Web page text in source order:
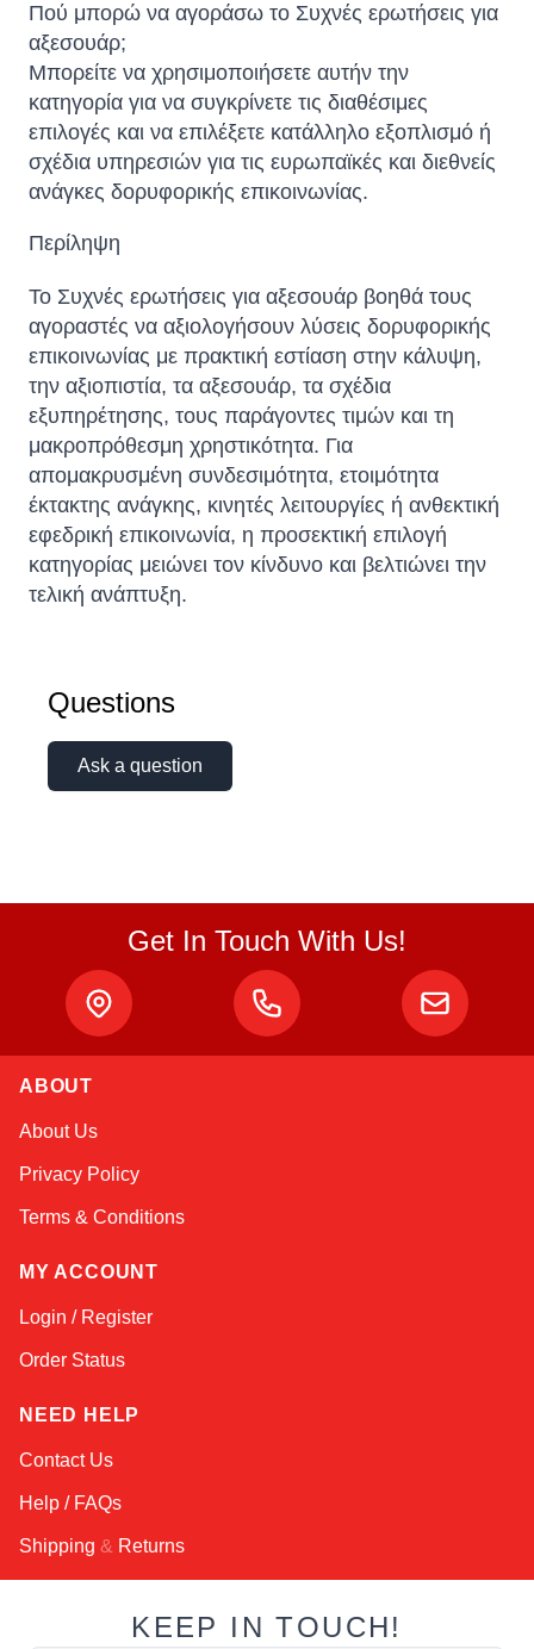
Πού μπορώ να αγοράσω το Συχνές ερωτήσεις για
αξεσουάρ;
Μπορείτε να χρησιμοποιήσετε αυτήν την
κατηγορία για να συγκρίνετε τις διαθέσιμες
επιλογές και να επιλέξετε κατάλληλο εξοπλισμό ή
σχέδια υπηρεσιών για τις ευρωπαϊκές και διεθνείς
ανάγκες δορυφορικής επικοινωνίας.
Περίληψη
Το Συχνές ερωτήσεις για αξεσουάρ βοηθά τους
αγοραστές να αξιολογήσουν λύσεις δορυφορικής
επικοινωνίας με πρακτική εστίαση στην κάλυψη,
την αξιοπιστία, τα αξεσουάρ, τα σχέδια
εξυπηρέτησης, τους παράγοντες τιμών και τη
μακροπρόθεσμη χρηστικότητα. Για
απομακρυσμένη συνδεσιμότητα, ετοιμότητα
έκτακτης ανάγκης, κινητές λειτουργίες ή ανθεκτική
εφεδρική επικοινωνία, η προσεκτική επιλογή
κατηγορίας μειώνει τον κίνδυνο και βελτιώνει την
τελική ανάπτυξη.
Questions
Ask a question
Get In Touch With Us!
ABOUT
About Us
Privacy Policy
Terms & Conditions
MY ACCOUNT
Login / Register
Order Status
NEED HELP
Contact Us
Help / FAQs
Shipping & Returns
KEEP IN TOUCH!